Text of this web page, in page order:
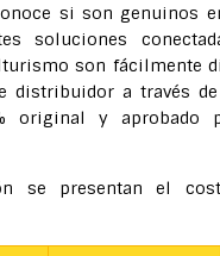
si son genuinos
soluciones
son fácilmente
distribuidor a través
original y aprobado
se presentan el